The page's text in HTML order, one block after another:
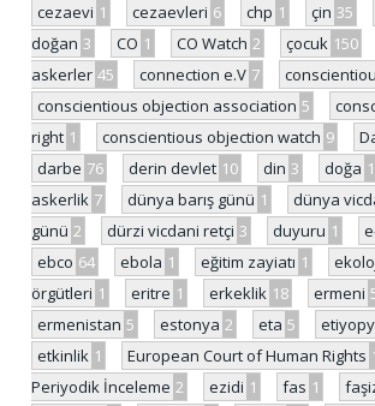
cezaevi 1 cezaevleri 6 chp 1 çin 35
doğan 3 CO 1 CO Watch 2 çocuk 150
askerler 45 connection e.V 7
conscientious objection association 5
right 1 conscientious objection watch 9
darbe 76 derin devlet 10 din 3 doğa
askerlik 7 dünya barış günü 1
dünya
günü 2 dürzi vicdani retçi 3 duyuru 1
ebco 64 ebola 1 eğitim zayiatı 1
örgütleri 1 eritre 1 erkeklik 18 ermeni
ermenistan 5 estonya 2 eta 5
etkinlik 1 European Court of Human Rights
Periyodik İnceleme 2 ezidi 1 fas 1